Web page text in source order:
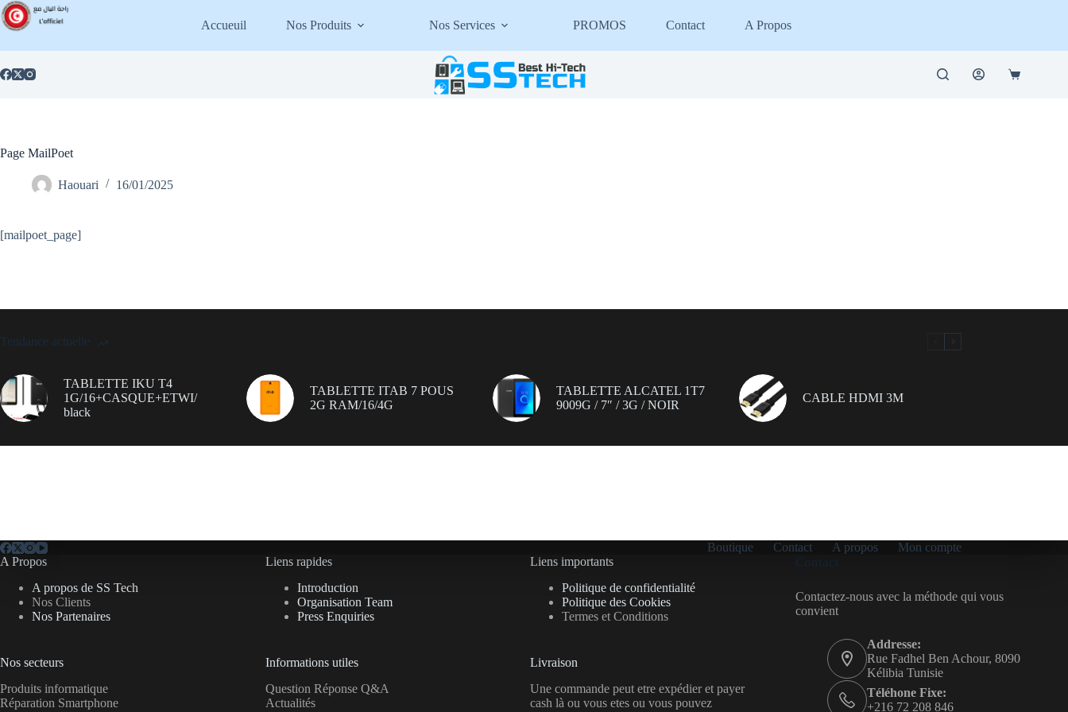
Passer
au
contenu
Accueuil Nos Produits Nos Services PROMOS Contact A Propos
Panier
Page MailPoet
Haouari 16/01/2025
[mailpoet_page]
Tendance actuelle
TABLETTE IKU T4
1G/16+CASQUE+ETWI/
black
TABLETTE ITAB 7 POUS
2G RAM/16/4G
TABLETTE ALCATEL 1T7
9009G / 7″ / 3G / NOIR
CABLE HDMI 3M
Boutique Contact A propos
Mon compte
A Propos
A propos de SS Tech
Nos Clients
Nos Partenaires
Nos secteurs
Produits informatique
Réparation Smartphone
Liens rapides
Introduction
Organisation Team
Press Enquiries
Informations utiles
Question Réponse Q&A
Actualités
Liens importants
Politique de confidentialité
Politique des Cookies
Termes et Conditions
Livraison
Une commande peut etre expédier et payer
cash là ou vous etes ou vous pouvez
Contact
Contactez-nous avec la méthode qui vous
convient
Addresse:
Rue Fadhel Ben Achour, 8090
Kélibia Tunisie
Téléhone Fixe:
+216 72 208 846